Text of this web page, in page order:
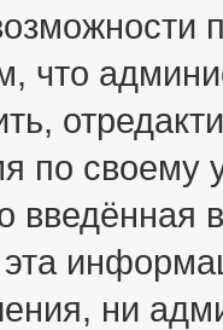
что
по своему
ни